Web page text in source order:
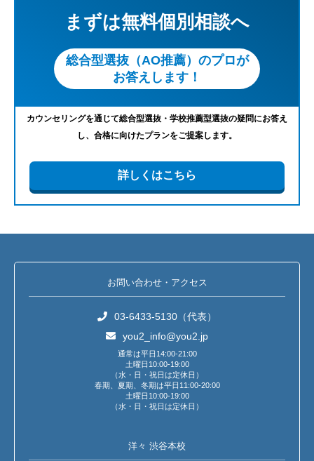
まずは無料個別相談へ
総合型選抜（AO推薦）のプロが
お答えします！
カウンセリングを通じて総合型選抜・学校推薦型選抜の疑問にお答え
し、合格に向けたプランをご提案します。
詳しくはこちら
お問い合わせ・アクセス
03-6433-5130（代表）
you2_info@you2.jp
通常は平日14:00-21:00
土曜日10:00-19:00
（水・日・祝日は定休日）
春期、夏期、冬期は平日11:00-20:00
土曜日10:00-19:00
（水・日・祝日は定休日）
洋々 渋谷本校